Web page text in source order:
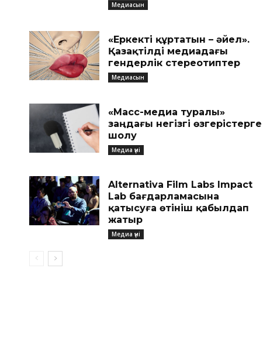
Медиасын
«Еркекті құртатын – әйел».
Қазақтілді медиадағы
гендерлік стереотиптер
Медиасын
«Масс-медиа туралы»
заңдағы негізгі өзгерістерге
шолу
Медиа үні
Alternativa Film Labs Impact
Lab бағдарламасына
қатысуға өтініш қабылдап
жатыр
Медиа үні